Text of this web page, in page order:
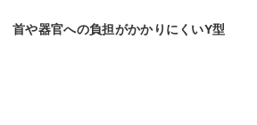
首や器官への負担がかかりにくいY型